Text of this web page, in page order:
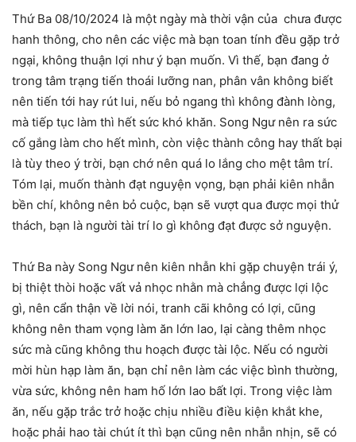
Thứ Ba 08/10/2024 là một ngày mà thời vận của chưa được
hanh thông, cho nên các việc mà bạn toan tính đều gặp trở
ngại, không thuận lợi như ý bạn muốn. Vì thế, bạn đang ở
trong tâm trạng tiến thoái lưỡng nan, phân vân không biết
nên tiến tới hay rút lui, nếu bỏ ngang thì không đành lòng,
mà tiếp tục làm thì hết sức khó khăn. Song Ngư nên ra sức
cố gắng làm cho hết mình, còn việc thành công hay thất bại
là tùy theo ý trời, bạn chớ nên quá lo lắng cho mệt tâm trí.
Tóm lại, muốn thành đạt nguyện vọng, bạn phải kiên nhẫn
bền chí, không nên bỏ cuộc, bạn sẽ vượt qua được mọi thử
thách, bạn là người tài trí lo gì không đạt được sở nguyện.
Thứ Ba này Song Ngư nên kiên nhẫn khi gặp chuyện trái ý,
bị thiệt thòi hoặc vất vả nhọc nhằn mà chẳng được lợi lộc
gì, nên cẩn thận về lời nói, tranh cãi không có lợi, cũng
không nên tham vọng làm ăn lớn lao, lại càng thêm nhọc
sức mà cũng không thu hoạch được tài lộc. Nếu có người
mời hùn hạp làm ăn, bạn chỉ nên làm các việc bình thường,
vừa sức, không nên ham hố lớn lao bất lợi. Trong việc làm
ăn, nếu gặp trắc trở hoặc chịu nhiều điều kiện khắt khe,
hoặc phải hao tài chút ít thì bạn cũng nên nhẫn nhịn, sẽ có